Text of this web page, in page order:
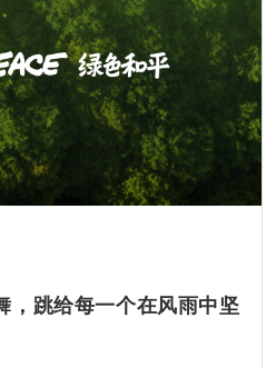
，跳给每一个在风雨中坚